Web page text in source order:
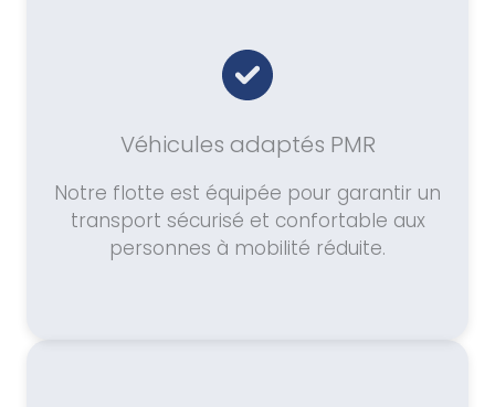
Véhicules adaptés PMR
Notre flotte est équipée pour garantir un
transport sécurisé et confortable aux
personnes à mobilité réduite.